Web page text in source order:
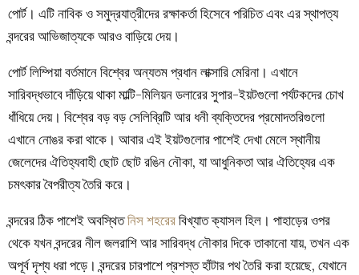
পোর্ট। এটি নাবিক ও সমুদ্রযাত্রীদের রক্ষাকর্তা হিসেবে পরিচিত এবং এর স্থাপত্য
বন্দরের আভিজাত্যকে আরও বাড়িয়ে দেয়।
পোর্ট লিম্পিয়া বর্তমানে বিশ্বের অন্যতম প্রধান লাক্সারি মেরিনা। এখানে
সারিবদ্ধভাবে দাঁড়িয়ে থাকা মাল্টি-মিলিয়ন ডলারের সুপার-ইয়টগুলো পর্যটকদের চোখ
ধাঁধিয়ে দেয়। বিশ্বের বড় বড় সেলিব্রিটি আর ধনী ব্যক্তিদের প্রমোদতরিগুলো
এখানে নোঙর করা থাকে। আবার এই ইয়টগুলোর পাশেই দেখা মেলে স্থানীয়
জেলেদের ঐতিহ্যবাহী ছোট ছোট রঙিন নৌকা, যা আধুনিকতা আর ঐতিহ্যের এক
চমৎকার বৈপরীত্য তৈরি করে।
বন্দরের ঠিক পাশেই অবস্থিতনিস শহরেরবিখ্যাত ক্যাসল হিল। পাহাড়ের ওপর
থেকে যখন বন্দরের নীল জলরাশি আর সারিবদ্ধ নৌকার দিকে তাকানো যায়, তখন এক
অপূর্ব দৃশ্য ধরা পড়ে। বন্দরের চারপাশে প্রশস্ত হাঁটার পথ তৈরি করা হয়েছে, যেখানে